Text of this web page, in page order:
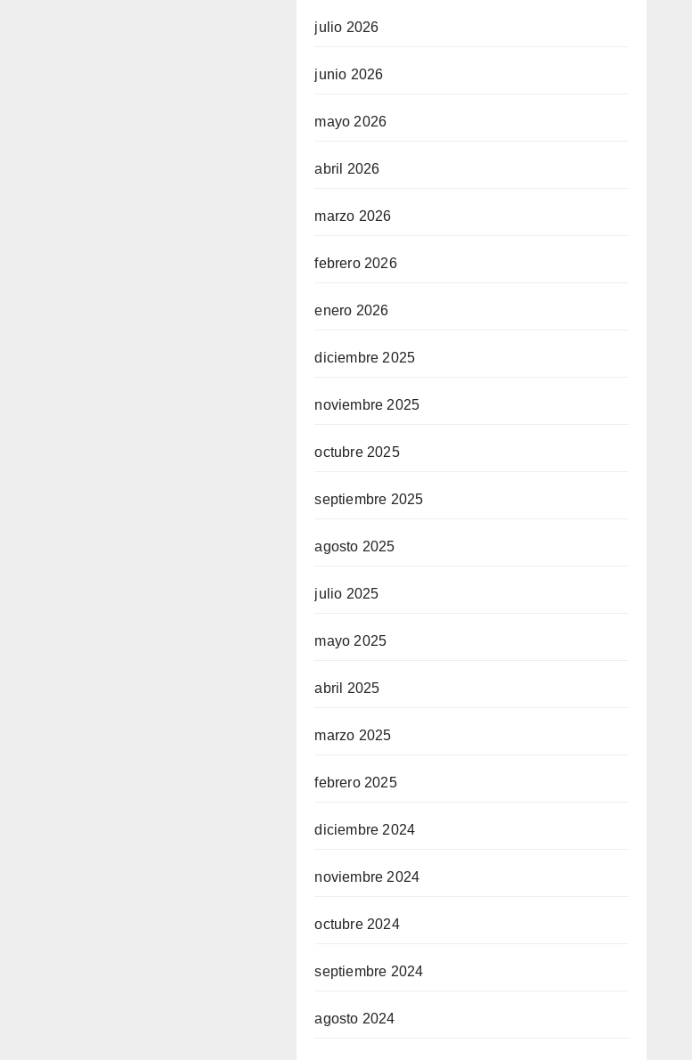
julio 2026
junio 2026
mayo 2026
abril 2026
marzo 2026
febrero 2026
enero 2026
diciembre 2025
noviembre 2025
octubre 2025
septiembre 2025
agosto 2025
julio 2025
mayo 2025
abril 2025
marzo 2025
febrero 2025
diciembre 2024
noviembre 2024
octubre 2024
septiembre 2024
agosto 2024